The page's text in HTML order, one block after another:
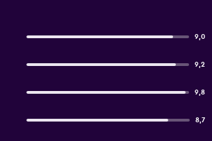
9,0
9,2
9,8
8,7